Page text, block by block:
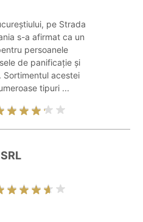
pe Strada
s-a afirmat ca un
persoanele
de panificație și
Sortimentul acestei
tipuri ...